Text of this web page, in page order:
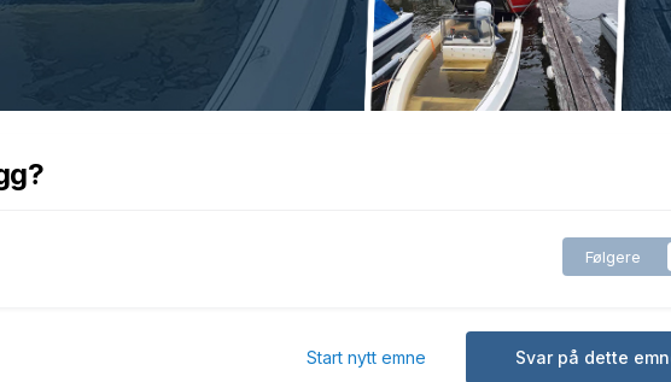
Følgere
Svar på dette
Start nytt emne